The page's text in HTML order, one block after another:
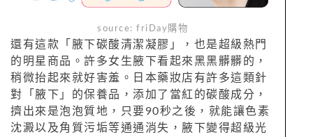
source: friDay購物
還有這款「腋下碳酸清潔凝膠」，也是超級熱門
的明星商品。許多女生腋下看起來黑黑髒髒的，
稍微抬起來就好害羞。日本藥妝店有許多這類針
對「腋下」的保養品，添加了當紅的碳酸成分，
擠出來是泡泡質地，只要90秒之後，就能讓色素
沈澱以及角質污垢等通通消失，腋下變得超級光